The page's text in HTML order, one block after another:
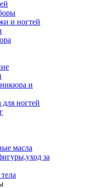
и ногтей
и
ногтей
масла
за